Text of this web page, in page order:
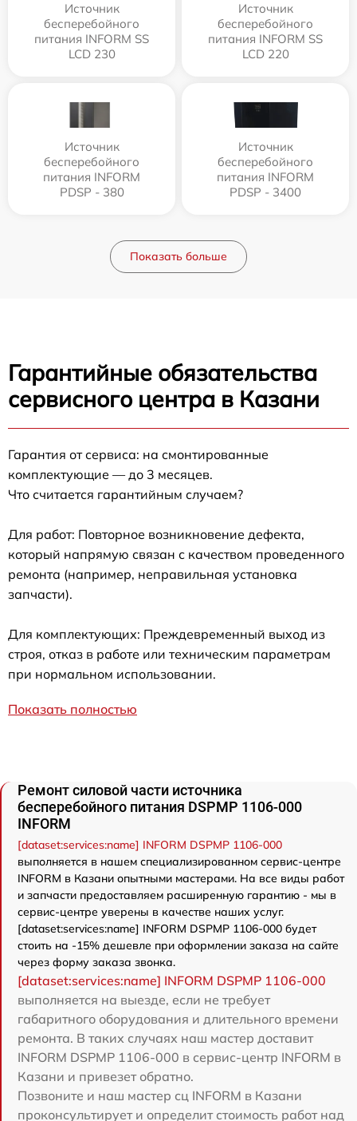
Источник
бесперебойного
питания INFORM SS
LCD 230
Источник
бесперебойного
питания INFORM SS
LCD 220
Источник
бесперебойного
питания INFORM
PDSP - 380
Источник
бесперебойного
питания INFORM
PDSP - 3400
Показать больше
Гарантийные обязательства
сервисного центра в Казани
Гарантия от сервиса: на смонтированные
комплектующие — до 3 месяцев.
Что считается гарантийным случаем?
Для работ: Повторное возникновение дефекта,
который напрямую связан с качеством проведенного
ремонта (например, неправильная установка
запчасти).
Для комплектующих: Преждевременный выход из
строя, отказ в работе или техническим параметрам
при нормальном использовании.
Показать полностью
Ремонт силовой части источника
бесперебойного питания DSPMP 1106-000
INFORM
[dataset:services:name] INFORM DSPMP 1106-000
выполняется в нашем специализированном сервис-центре
INFORM в Казани опытными мастерами. На все виды работ
и запчасти предоставляем расширенную гарантию - мы в
сервис-центре уверены в качестве наших услуг.
[dataset:services:name] INFORM DSPMP 1106-000 будет
стоить на -15% дешевле при оформлении заказа на сайте
через форму заказа звонка.
[dataset:services:name] INFORM DSPMP 1106-000
выполняется на выезде, если не требует
габаритного оборудования и длительного времени
ремонта. В таких случаях наш мастер доставит
INFORM DSPMP 1106-000 в сервис-центр INFORM в
Казани и привезет обратно.
Позвоните и наш мастер сц INFORM в Казани
проконсультирует и определит стоимость работ над